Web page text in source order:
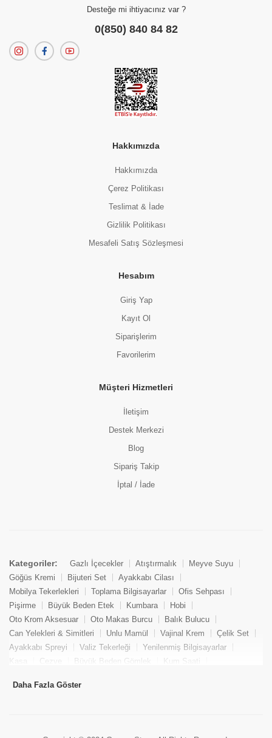
Desteğe mi ihtiyacınız var ?
0(850) 840 84 82
Hakkımızda
Hakkımızda
Çerez Politikası
Teslimat & İade
Gizlilik Politikası
Mesafeli Satış Sözleşmesi
Hesabım
Giriş Yap
Kayıt Ol
Siparişlerim
Favorilerim
Müşteri Hizmetleri
İletişim
Destek Merkezi
Blog
Sipariş Takip
İptal / İade
Kategoriler: Gazlı İçecekler Atıştırmalık
Meyve Suyu
Göğüs Kremi
Bijuteri Set
Ayakkabı Cilası
Mobilya Tekerlekleri
Toplama Bilgisayarlar
Ofis Sehpası
Pişirme
Büyük Beden Etek Kumbara
Hobi
Oto Krom Aksesuar
Oto Makas Burcu
Balık Bulucu
Can Yelekleri & Simitleri
Unlu Mamül Vajinal Krem
Çelik Set
Ayakkabı Spreyi
Valiz Tekerleği
Yenilenmiş Bilgisayarlar
Kasa
Cezve Büyük Beden Gömlek
Kum Saati
Tekne Bağlama & Demirleme
Daha Fazla Göster